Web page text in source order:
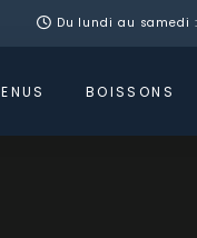
Du lundi au samedi
BOISSONS